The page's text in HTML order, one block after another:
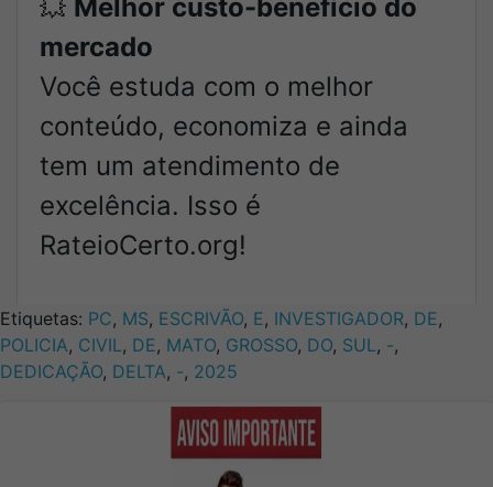
💥 Melhor custo-benefício do
mercado
Você estuda com o melhor
conteúdo, economiza e ainda
tem um atendimento de
excelência. Isso é
RateioCerto.org!
Etiquetas: PC, MS, ESCRIVÃO, E, INVESTIGADOR, DE,
POLICIA, CIVIL, DE, MATO, GROSSO, DO, SUL, -,
DEDICAÇÃO, DELTA, -, 2025